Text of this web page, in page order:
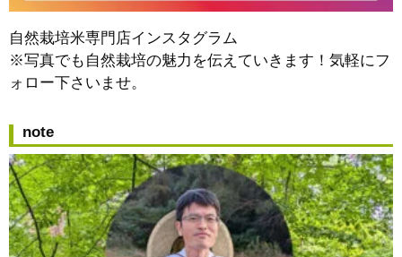
自然栽培米専門店インスタグラム
※写真でも自然栽培の魅力を伝えていきます！気軽にフ
ォロー下さいませ。
note